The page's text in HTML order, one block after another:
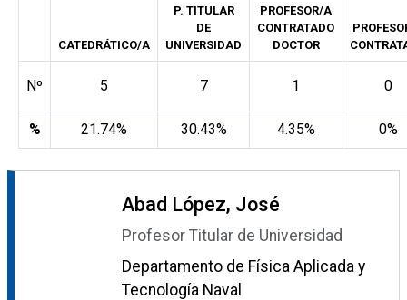
CATEDRÁTICO/A
P. TITULAR
DE
UNIVERSIDAD
PROFESOR/A
CONTRATADO
DOCTOR
Nº 5 7 1 0
% 21.74% 30.43% 4.35% 0%
Abad López, José
Profesor Titular de Universidad
Departamento de Física Aplicada y
Tecnología Naval